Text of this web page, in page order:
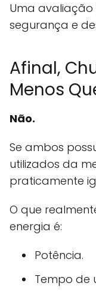
Uma
segurança e
Afinal,
Menos
Não.
Se ambos
utilizados da
praticamente
O que
energia é:
Potência.
Tempo de